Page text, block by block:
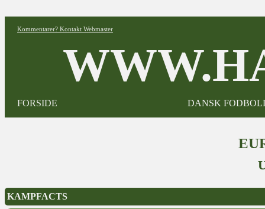
Kommentarer? Kontakt Webmaster
FORSIDE DANSK
KAMPFACTS